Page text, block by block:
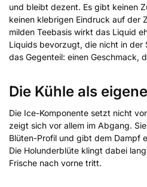
und bleibt dezent. Es gibt keinen
keinen klebrigen Eindruck auf der
milden Teebasis wirkt das Liquid
Liquids bevorzugt, die nicht in der
das Gegenteil: einen Geschmack,
Die Kühle als
Die Ice-Komponente setzt nicht
zeigt sich vor allem im Abgang.
Blüten-Profil und gibt dem Dampf
Die Holunderblüte klingt dabei
Frische nach vorne tritt.